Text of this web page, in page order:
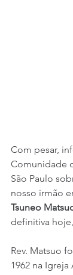
Com pesar,
Comunidade
São Paulo
nosso irmão
Tsuneo
definitiva
Rev. Matsuo
1962 na